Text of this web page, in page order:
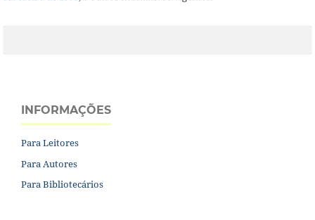
INFORMAÇÕES
Para Leitores
Para Autores
Para Bibliotecários